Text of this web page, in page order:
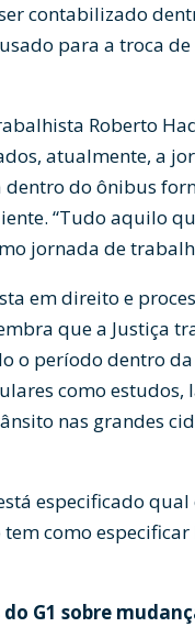
contabilizado
para a troca
Roberto
atualmente, a
do ônibus
“Tudo aquilo
jornada de
em direito e
que a Justiça
o período dentro
como estudos,
nas grandes
especificado
como
G1 sobre